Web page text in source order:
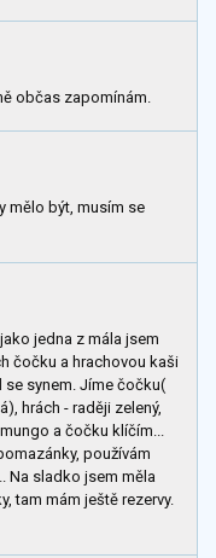
občas zapomínám.
mělo být, musím se
jedna z mála jsem
čočku a hrachovou kaši
se synem. Jíme čočku(
hrách - raději zelený,
a čočku klíčím...
používám
Na sladko jsem měla
tam mám ještě rezervy.